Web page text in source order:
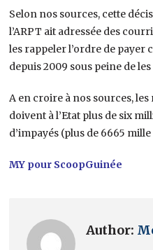
Selon nos sources, cette
l’ARPT ait adressée des
les rappeler l’ordre de payer
depuis 2009 sous peine de
A en croire à nos sources,
doivent à l’Etat plus de six
d’impayés (plus de 6665
MY pour ScoopGuinée
Author: